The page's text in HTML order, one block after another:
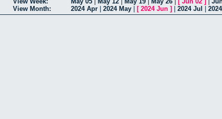
View Month:
2024 Apr 2024 May [ 2024 Jun ] 2024 Jul